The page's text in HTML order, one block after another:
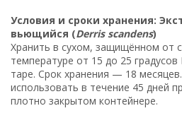
Условия и сроки хранения:
вьющийся (Derris scandens)
Хранить в сухом, защищённом от
температуре от 15 до 25
таре. Срок хранения — 18
использовать в течение 45 дней
плотно закрытом контейнере.